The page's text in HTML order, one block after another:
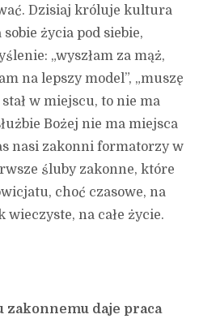
Dzisiaj króluje kultura
życia pod siebie,
„wyszłam za mąż,
na lepszy model”, „muszę
w miejscu, to nie ma
Bożej nie ma miejsca
nasi zakonni formatorzy w
śluby zakonne, które
choć czasowe, na
na całe życie.
zakonnemu daje praca